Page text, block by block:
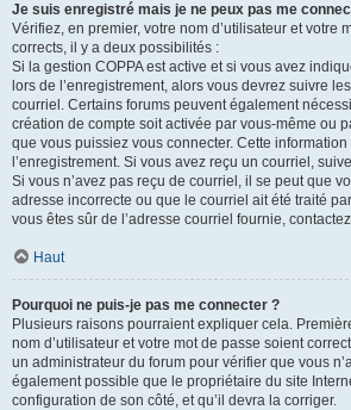
Je suis enregistré mais je ne peux pas me
Vérifiez, en premier, votre nom d’utilisateur et votre
corrects, il y a deux possibilités :
Si la gestion COPPA est active et si vous avez
lors de l’enregistrement, alors vous devrez suivre
courriel. Certains forums peuvent également
création de compte soit activée par vous-même ou
que vous puissiez vous connecter. Cette
l’enregistrement. Si vous avez reçu un courriel,
Si vous n’avez pas reçu de courriel, il se peut que
adresse incorrecte ou que le courriel ait été traité
vous êtes sûr de l’adresse courriel fournie,
Haut
Pourquoi ne puis-je pas me connecter ?
Plusieurs raisons pourraient expliquer cela.
nom d’utilisateur et votre mot de passe soient
un administrateur du forum pour vérifier que vous
également possible que le propriétaire du site
configuration de son côté, et qu’il devra la corriger.